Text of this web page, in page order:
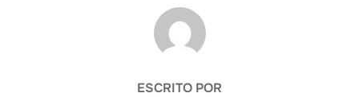
AUTOR DE LA ENTRADA
ESCRITO POR